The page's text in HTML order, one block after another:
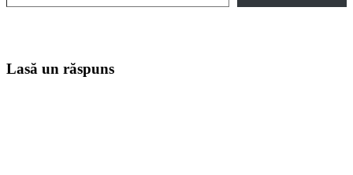
Lasă un răspuns